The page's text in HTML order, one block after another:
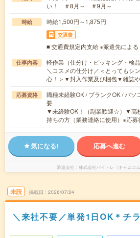
い！ ＃8月～ ＃9月～
時給 時給1,500円～1,875円
交通費
■ 交通費規定内支給 ※派遣先による
仕事内容
軽作業（仕分け・ピッキング・検
＼コスメの仕分け／＜とってもシ
心！＞▼封入作業及び梱包▼雑誌
応募資格
職種未経験OK / ブランクOK / パソ
要
▼未経験OK！（副業歓迎☆）▼高
持ちの方（業務連絡に使用）※応
気になる! 応募へ進む
派遣会社 株式会社バイトレ（キャムコム
未読 掲載日 2026/07/24
＼来社不要／単発1日OK＊チ